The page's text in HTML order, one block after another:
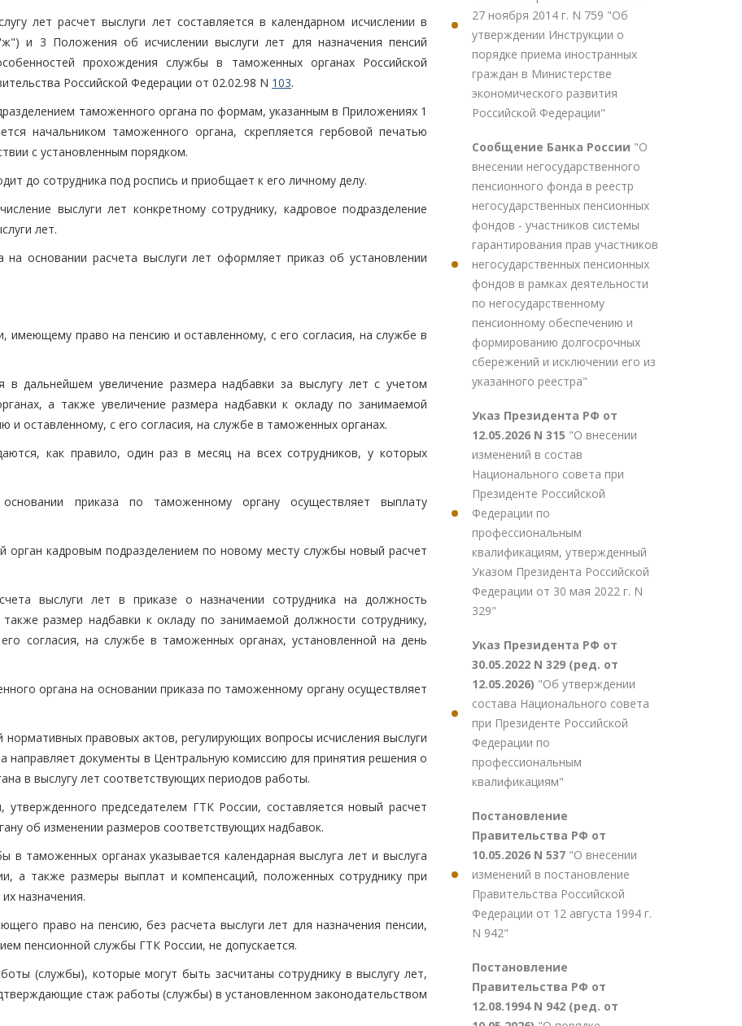
лет расчет выслуги лет составляется в календарном исчислении в
и 3 Положения об исчислении выслуги лет для назначения пенсий
прохождения службы в таможенных органах Российской
Российской Федерации от 02.02.98 N 103.
таможенного органа по формам, указанным в Приложениях 1
начальником таможенного органа, скрепляется гербовой печатью
с установленным порядком.
до сотрудника под роспись и приобщает к его личному делу.
выслуги лет конкретному сотруднику, кадровое подразделение
лет.
основании расчета выслуги лет оформляет приказ об установлении
имеющему право на пенсию и оставленному, с его согласия, на службе в
дальнейшем увеличение размера надбавки за выслугу лет с учетом
а также увеличение размера надбавки к окладу по занимаемой
оставленному, с его согласия, на службе в таможенных органах.
как правило, один раз в месяц на всех сотрудников, у которых
приказа по таможенному органу осуществляет выплату
орган кадровым подразделением по новому месту службы новый расчет
выслуги лет в приказе о назначении сотрудника на должность
размер надбавки к окладу по занимаемой должности сотруднику,
согласия, на службе в таможенных органах, установленной на день
органа на основании приказа по таможенному органу осуществляет
правовых актов, регулирующих вопросы исчисления выслуги
направляет документы в Центральную комиссию для принятия решения о
в выслугу лет соответствующих периодов работы.
председателем ГТК России, составляется новый расчет
об изменении размеров соответствующих надбавок.
в таможенных органах указывается календарная выслуга лет и выслуга
а также размеры выплат и компенсаций, положенных сотруднику при
назначения.
право на пенсию, без расчета выслуги лет для назначения пенсии,
пенсионной службы ГТК России, не допускается.
(службы), которые могут быть засчитаны сотруднику в выслугу лет,
стаж работы (службы) в установленном законодательством
27 ноября 2014 г. N 759 "Об
утверждении Инструкции о
порядке приема иностранных
граждан в Министерстве
экономического развития
Российской Федерации"
Сообщение Банка России "О
внесении негосударственного
пенсионного фонда в реестр
негосударственных пенсионных
фондов - участников системы
гарантирования прав участников
негосударственных пенсионных
фондов в рамках деятельности
по негосударственному
пенсионному обеспечению и
формированию долгосрочных
сбережений и исключении его из
указанного реестра"
Указ Президента РФ от
12.05.2026 N 315 "О внесении
изменений в состав
Национального совета при
Президенте Российской
Федерации по
профессиональным
квалификациям, утвержденный
Указом Президента Российской
Федерации от 30 мая 2022 г. N
329"
Указ Президента РФ от
30.05.2022 N 329 (ред. от
12.05.2026) "Об утверждении
состава Национального совета
при Президенте Российской
Федерации по
профессиональным
квалификациям"
Постановление
Правительства РФ от
10.05.2026 N 537 "О внесении
изменений в постановление
Правительства Российской
Федерации от 12 августа 1994 г.
N 942"
Постановление
Правительства РФ от
12.08.1994 N 942 (ред. от